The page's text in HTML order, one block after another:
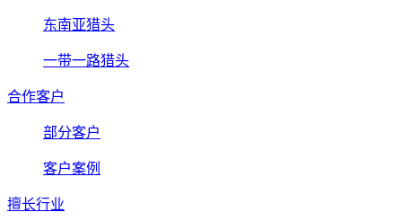
东南亚猎头
一带一路猎头
合作客户
部分客户
客户案例
擅长行业